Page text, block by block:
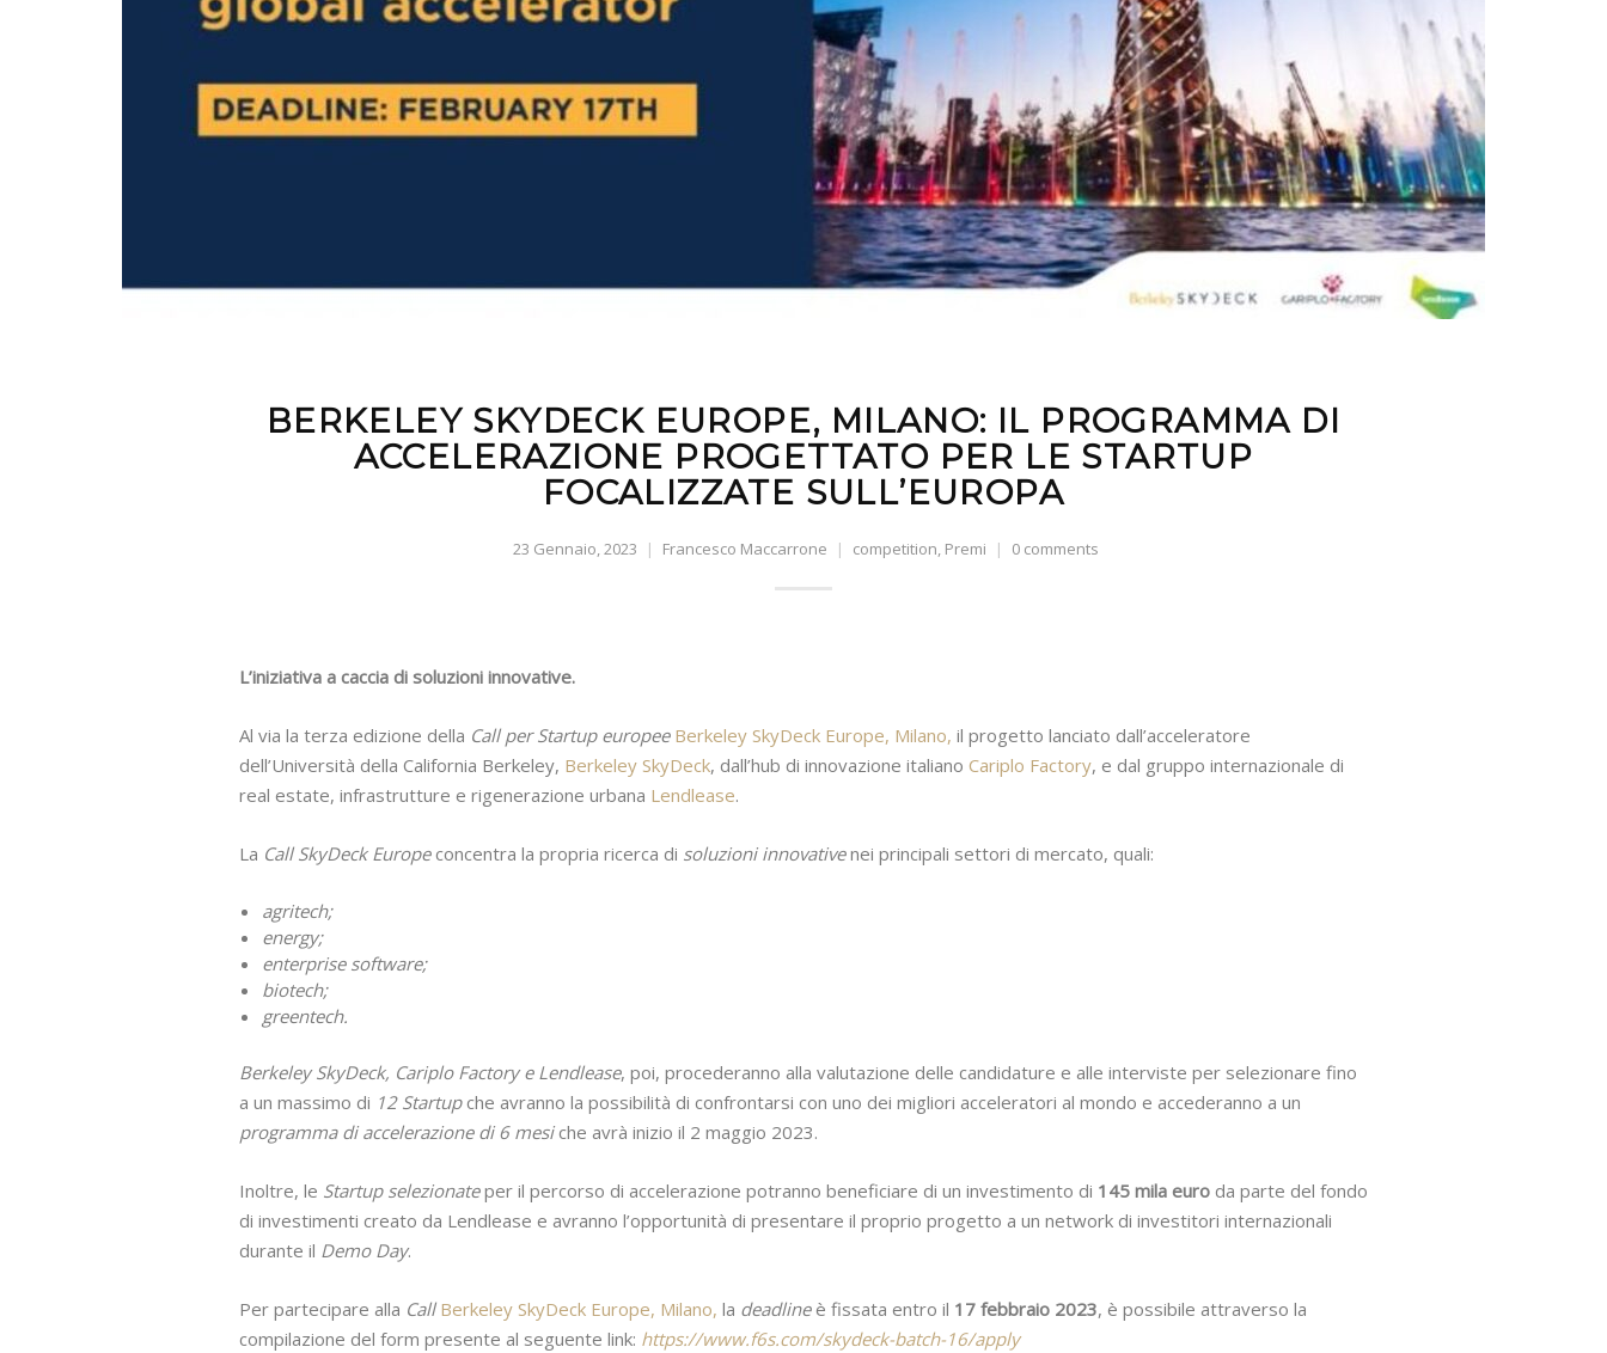
BERKELEY SKYDECK EUROPE, MILANO: IL PROGRAMMA DI
ACCELERAZIONE PROGETTATO PER LE STARTUP
FOCALIZZATE SULL’EUROPA
23 Gennaio, 2023 Francesco Maccarrone competition, Premi 0 comments
L’iniziativa a caccia di soluzioni innovative.
Al via la terza edizione della Call per Startup europee Berkeley SkyDeck Europe, Milano, il progetto lanciato dall’acceleratore
dell’Università della California Berkeley, Berkeley SkyDeck, dall’hub di innovazione italiano Cariplo Factory, e dal gruppo internazionale di
real estate, infrastrutture e rigenerazione urbana Lendlease.
La Call SkyDeck Europeconcentra la propria ricerca di soluzioni innovativenei principali settori di mercato, quali:
agritech;
energy;
enterprise software;
biotech;
greentech.
Berkeley SkyDeck, Cariplo Factory e Lendlease, poi, procederanno alla valutazione delle candidature e alle interviste per selezionare fino
a un massimo di 12 Startupche avranno la possibilità di confrontarsi con uno dei migliori acceleratori al mondo e accederanno a un
programma di accelerazione di 6 mesiche avrà inizio il 2 maggio 2023.
Inoltre, le Startup selezionateper il percorso di accelerazione potranno beneficiare di un investimento di 145 mila euroda parte del fondo
di investimenti creato da Lendlease e avranno l’opportunità di presentare il proprio progetto a un network di investitori internazionali
durante il Demo Day.
Per partecipare alla Call Berkeley SkyDeck Europe, Milano, la deadlineè fissata entro il 17 febbraio 2023, è possibile attraverso la
compilazione del form presente al seguente link: https://www.f6s.com/skydeck-batch-16/apply